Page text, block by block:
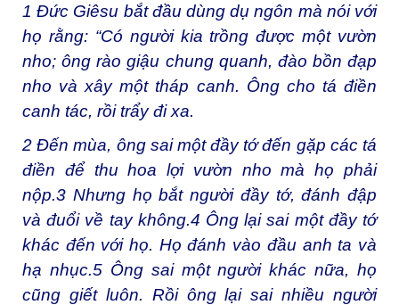
1 Đức Giêsu bắt đầu dùng dụ ngôn mà nói với
họ rằng: “Có người kia trồng được một vườn
nho; ông rào giậu chung quanh, đào bồn đạp
nho và xây một tháp canh. Ông cho tá điền
canh tác, rồi trẩy đi xa.
2 Đến mùa, ông sai một đầy tớ đến gặp các tá
điền để thu hoa lợi vườn nho mà họ phải
nộp.3 Nhưng họ bắt người đầy tớ, đánh đập
và đuổi về tay không.4 Ông lại sai một đầy tớ
khác đến với họ. Họ đánh vào đầu anh ta và
hạ nhục.5Ông sai một người khác nữa, họ
cũng giết luôn. Rồi ông lại sai nhiều người